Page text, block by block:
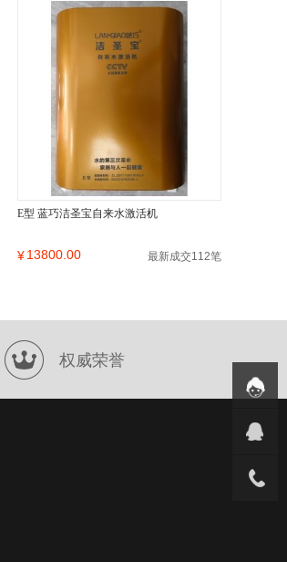
E型 蓝巧洁圣宝自来水激活机
¥13800.00 最新成交112笔
权威荣誉